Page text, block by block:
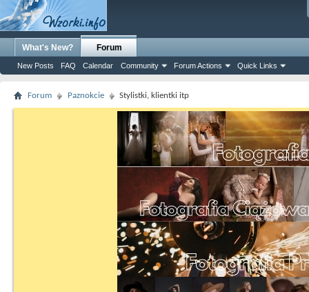
What's New? Forum
New Posts FAQ Calendar Community Forum Actions Quick Links
Forum Paznokcie Stylistki, klientki itp